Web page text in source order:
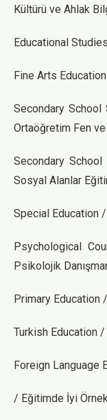
Kültürü ve Ahlak
Educational
Fine Arts
Secondary
Ortaöğretim Fen
Secondary
Sosyal Alanlar
Special Education
Psychological
Psikolojik
Primary Education
Turkish Education
Foreign Language
/ Eğitimde İyi